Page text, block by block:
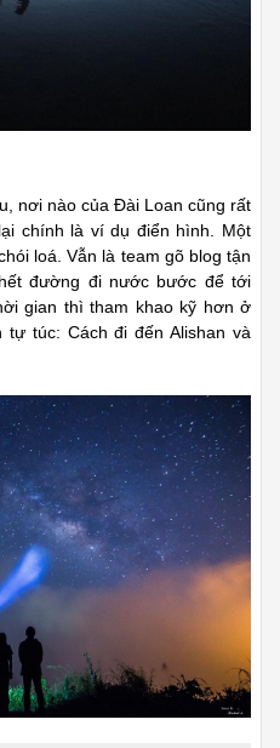
nơi nào của Đài Loan cũng rất
chính là ví dụ điển hình. Một
loá. Vẫn là team gõ blog tận
đường đi nước bước để tới
gian thì tham khao kỹ hơn ở
túc: Cách đi đến Alishan và